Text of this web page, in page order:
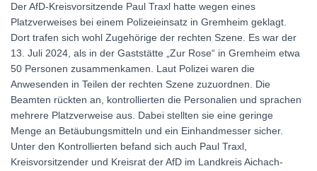
Der AfD-Kreisvorsitzende Paul Traxl hatte wegen eines
Platzverweises bei einem Polizeieinsatz in Gremheim geklagt.
Dort trafen sich wohl Zugehörige der rechten Szene. Es war der
13. Juli 2024, als in der Gaststätte „Zur Rose“ in Gremheim etwa
50 Personen zusammenkamen. Laut Polizei waren die
Anwesenden in Teilen der rechten Szene zuzuordnen. Die
Beamten rückten an, kontrollierten die Personalien und sprachen
mehrere Platzverweise aus. Dabei stellten sie eine geringe
Menge an Betäubungsmitteln und ein Einhandmesser sicher.
Unter den Kontrollierten befand sich auch Paul Traxl,
Kreisvorsitzender und Kreisrat der AfD im Landkreis Aichach-